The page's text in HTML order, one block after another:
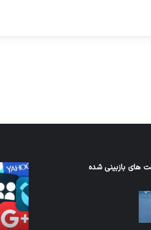
های بازبینی شده
کدام
برنامه‌های
پیام‌رسان
اطلاعات
کاربران
را